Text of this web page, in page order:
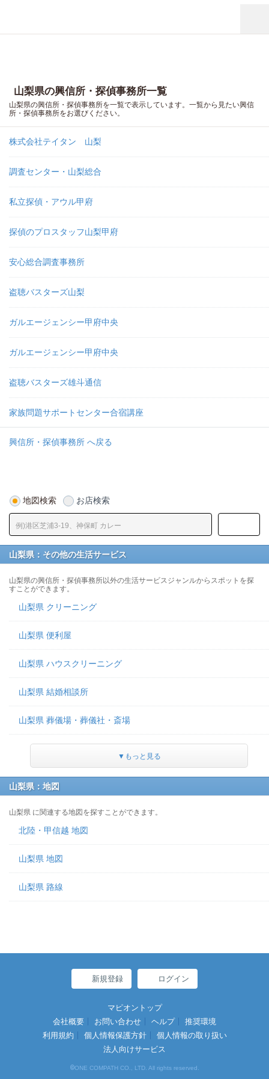
山梨県の興信所・探偵事務所一覧
山梨県の興信所・探偵事務所を一覧で表示しています。一覧から見たい興信
所・探偵事務所をお選びください。
株式会社テイタン 山梨
調査センター・山梨総合
私立探偵・アウル甲府
探偵のプロスタッフ山梨甲府
安心総合調査事務所
盗聴バスターズ山梨
ガルエージェンシー甲府中央
ガルエージェンシー甲府中央
盗聴バスターズ雄斗通信
家族問題サポートセンター合宿講座
興信所・探偵事務所 へ戻る
地図検索 お店検索
山梨県：その他の生活サービス
山梨県の興信所・探偵事務所以外の生活サービスジャンルからスポットを探
すことができます。
山梨県 クリーニング
山梨県 便利屋
山梨県 ハウスクリーニング
山梨県 結婚相談所
山梨県 葬儀場・葬儀社・斎場
▼もっと見る
山梨県：地図
山梨県 に関連する地図を探すことができます。
北陸・甲信越 地図
山梨県 地図
山梨県 路線
新規登録 ログイン
マピオントップ
会社概要
お問い合わせ ヘルプ
推奨環境
利用規約
個人情報保護方針
個人情報の取り扱い
法人向けサービス
©ONE COMPATH CO., LTD. All rights reserved.